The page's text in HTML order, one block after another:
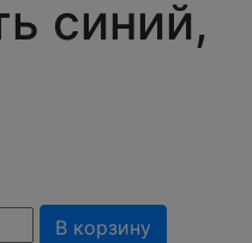
синий,
В корзину